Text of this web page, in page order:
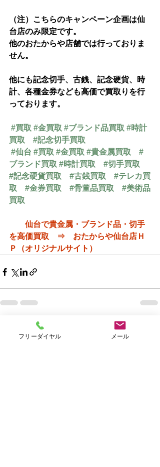
（注）こちらのキャンペーン企画は仙
台店のみ限定です。
他のおたからや店舗では行っておりま
せん。
他にも記念切手、古銭、記念硬貨、時
計、各種金券なども高価で買取りを行
っております。
#買取 #金買取 #ブランド品買取 #時計
買取
#記念切手買取
#仙台 #買取 #金買取 #貴金属買取
#
ブランド買取 #時計買取
#切手買取
#記念硬貨買取
#古銭買取
#テレカ買
取
#金券買取 #骨董品買取
#美術品
買取
仙台で貴金属・ブランド品・切手
を高価買取　⇒　おたからや仙台店Ｈ
Ｐ（オリジナルサイト）
すべて表示
フリーダイヤル メール